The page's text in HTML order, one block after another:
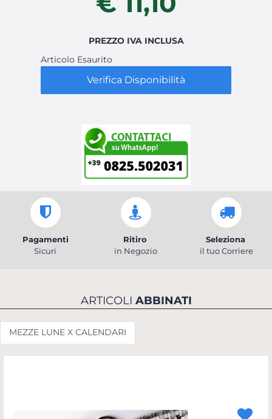
PREZZO IVA INCLUSA
Articolo Esaurito
Verifica Disponibilità
Pagamenti
Sicuri
Ritiro
in Negozio
Seleziona
il tuo Corriere
ARTICOLI ABBINATI
MEZZE LUNE X CALENDARI